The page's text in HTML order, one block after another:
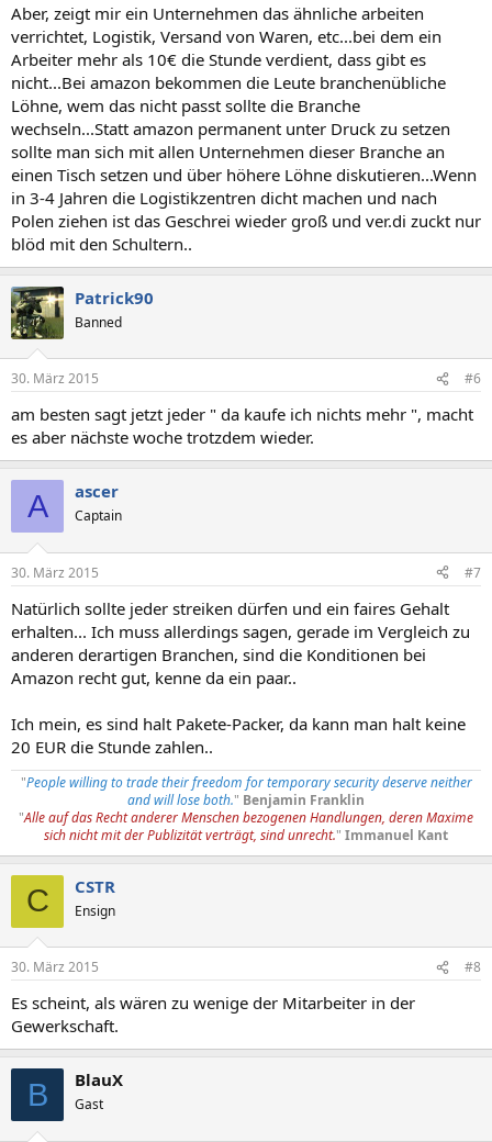
Aber, zeigt mir ein Unternehmen das ähnliche arbeiten
verrichtet, Logistik, Versand von Waren, etc...bei dem ein
Arbeiter mehr als 10€ die Stunde verdient, dass gibt es
nicht...Bei amazon bekommen die Leute branchenübliche
Löhne, wem das nicht passt sollte die Branche
wechseln...Statt amazon permanent unter Druck zu setzen
sollte man sich mit allen Unternehmen dieser Branche an
einen Tisch setzen und über höhere Löhne diskutieren...Wenn
in 3-4 Jahren die Logistikzentren dicht machen und nach
Polen ziehen ist das Geschrei wieder groß und ver.di zuckt nur
blöd mit den Schultern..
Patrick90
Banned
30. März 2015 #6
am besten sagt jetzt jeder " da kaufe ich nichts mehr ", macht
es aber nächste woche trotzdem wieder.
A ascer
Captain
30. März 2015 #7
Natürlich sollte jeder streiken dürfen und ein faires Gehalt
erhalten... Ich muss allerdings sagen, gerade im Vergleich zu
anderen derartigen Branchen, sind die Konditionen bei
Amazon recht gut, kenne da ein paar..
Ich mein, es sind halt Pakete-Packer, da kann man halt keine
20 EUR die Stunde zahlen..
"People willing to trade their freedom for temporary security deserve neither
and will lose both." Benjamin Franklin
"Alle auf das Recht anderer Menschen bezogenen Handlungen, deren Maxime
sich nicht mit der Publizität verträgt, sind unrecht." Immanuel Kant
C CSTR
Ensign
30. März 2015 #8
Es scheint, als wären zu wenige der Mitarbeiter in der
Gewerkschaft.
B BlauX
Gast